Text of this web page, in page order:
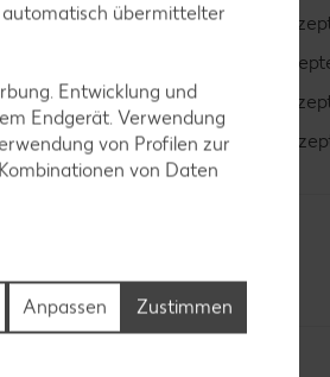
Avocado-
Erdbeer-
Blaubeer-
Bananen-
übermittelter
Entwicklung und
Endgerät. Verwendung
von Profilen zur
von Daten
Zustimmen
Anpassen